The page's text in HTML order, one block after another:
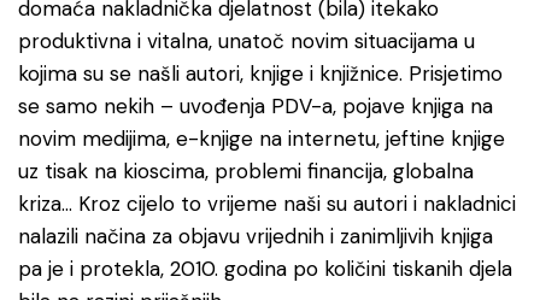
domaća nakladnička djelatnost (bila) itekako
produktivna i vitalna, unatoč novim situacijama u
kojima su se našli autori, knjige i knjižnice. Prisjetimo
se samo nekih – uvođenja PDV-a, pojave knjiga na
novim medijima, e-knjige na internetu, jeftine knjige
uz tisak na kioscima, problemi financija, globalna
kriza… Kroz cijelo to vrijeme naši su autori i nakladnici
nalazili načina za objavu vrijednih i zanimljivih knjiga
pa je i protekla, 2010. godina po količini tiskanih djela